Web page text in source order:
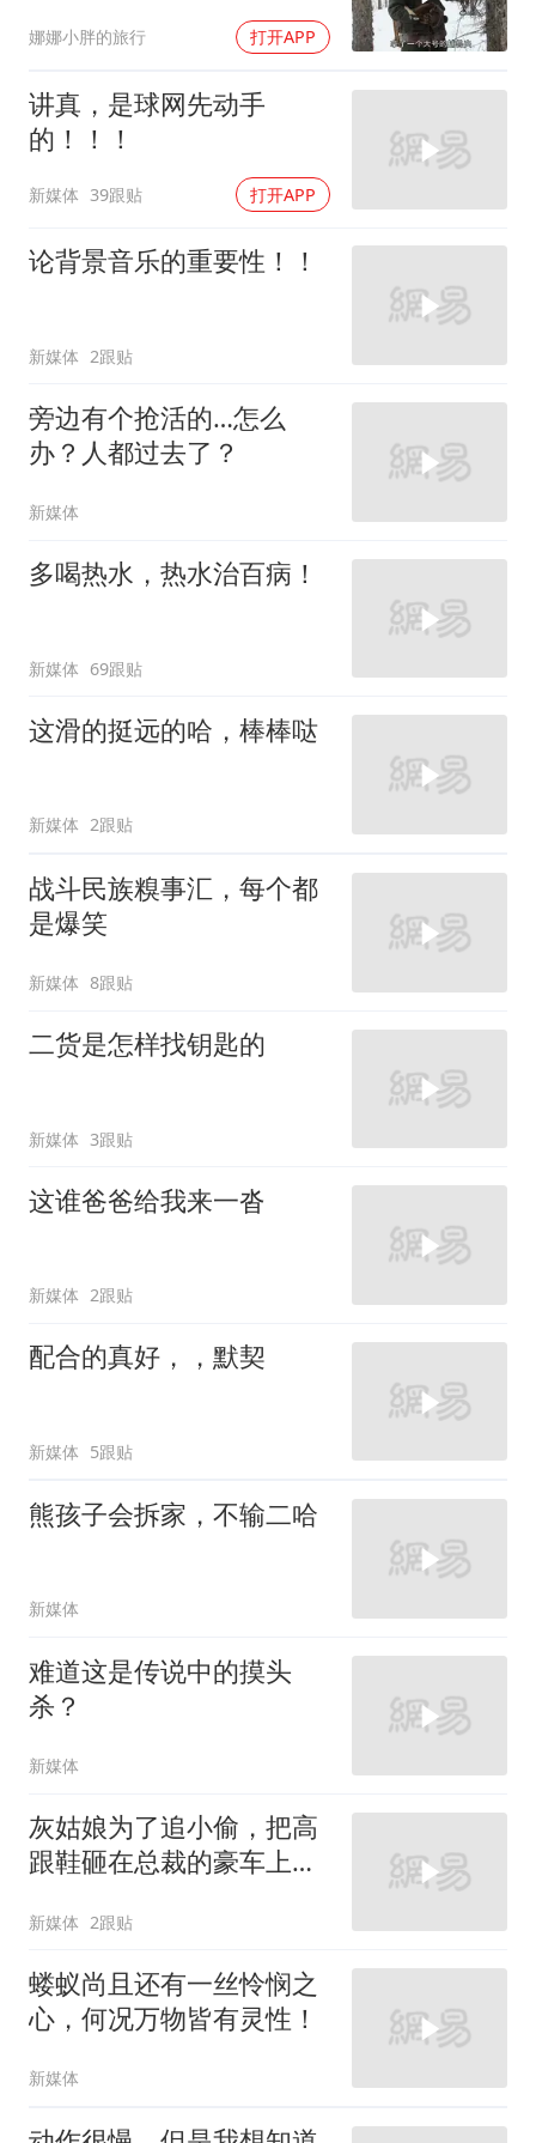
娜娜小胖的旅行 打开APP
讲真，是球网先动手
的！！！
新媒体 39跟贴 打开APP
论背景音乐的重要性！！
新媒体 2跟贴
旁边有个抢活的…怎么
办？人都过去了？
新媒体
多喝热水，热水治百病！
新媒体 69跟贴
这滑的挺远的哈，棒棒哒
新媒体 2跟贴
战斗民族糗事汇，每个都
是爆笑
新媒体 8跟贴
二货是怎样找钥匙的
新媒体 3跟贴
这谁爸爸给我来一沓
新媒体 2跟贴
配合的真好，，默契
新媒体 5跟贴
熊孩子会拆家，不输二哈
新媒体
难道这是传说中的摸头
杀？
新媒体
灰姑娘为了追小偷，把高
跟鞋砸在总裁的豪车上，
新媒体 2跟贴
蝼蚁尚且还有一丝怜悯之
心，何况万物皆有灵性！
新媒体